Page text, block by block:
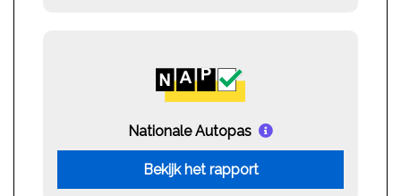
Nationale Autopas
Bekijk het rapport